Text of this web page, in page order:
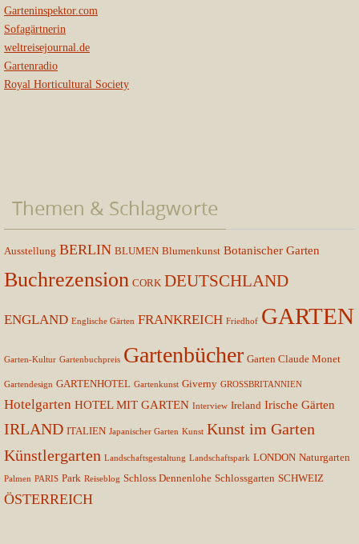
Garteninspektor.com
Sofagärtnerin
weltreisejournal.de
Gartenradio
Royal Horticultural Society
Themen & Schlagworte
Ausstellung BERLIN BLUMEN Blumenkunst Botanischer Garten
Buchrezension CORK DEUTSCHLAND
ENGLAND Englische Gärten FRANKREICH Friedhof GARTEN
Garten-Kultur Gartenbuchpreis Gartenbücher Garten Claude Monet
Gartendesign GARTENHOTEL Gartenkunst Giverny GROSSBRITANNIEN
Hotelgarten HOTEL MIT GARTEN Interview Ireland Irische Gärten
IRLAND ITALIEN Japanischer Garten Kunst Kunst im Garten
Künstlergarten Landschaftsgestaltung Landschaftspark LONDON Naturgarten
Palmen PARIS Park Reiseblog Schloss Dennenlohe Schlossgarten SCHWEIZ
ÖSTERREICH